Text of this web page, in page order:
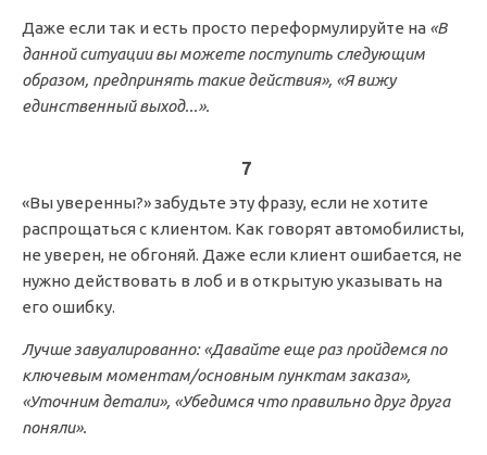
Даже если так и есть просто переформулируйте на «В
данной ситуации вы можете поступить следующим
образом, предпринять такие действия», «Я вижу
единственный выход...».
7
«Вы уверенны?» забудьте эту фразу, если не хотите
распрощаться с клиентом. Как говорят автомобилисты,
не уверен, не обгоняй. Даже если клиент ошибается, не
нужно действовать в лоб и в открытую указывать на
его ошибку.
Лучше завуалированно: «Давайте еще раз пройдемся по
ключевым моментам/основным пунктам заказа»,
«Уточним детали», «Убедимся что правильно друг друга
поняли».